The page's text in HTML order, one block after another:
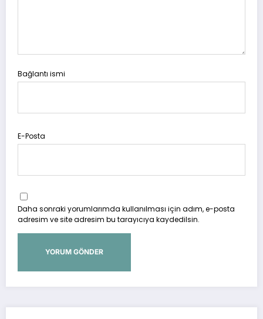
Bağlantı ismi
E-Posta
Daha sonraki yorumlarımda kullanılması için adım, e-posta
adresim ve site adresim bu tarayıcıya kaydedilsin.